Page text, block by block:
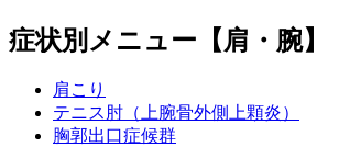
症状別メニュー【肩・腕】
肩こり
テニス肘（上腕骨外側上顆炎）
胸郭出口症候群